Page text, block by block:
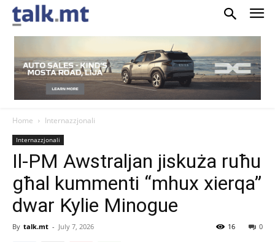
Home Internazzjonali
Internazzjonali
Il-PM Awstraljan jiskuża ruħu
għal kummenti “mhux xierqa”
dwar Kylie Minogue
By talk.mt - July 7, 2026 0
16